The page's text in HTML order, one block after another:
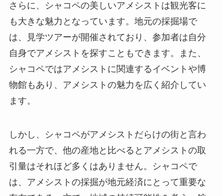
さらに、シャコペの美しいアメシストは観光客に
も大きな魅力となっています。地元の採掘場で
は、見学ツアーが開催されており、参加者は自分
自身でアメシストを探すこともできます。また、
シャコペではアメシストに関連するイベントや博
物館もあり、アメシストの魅力を広く紹介してい
ます。
しかし、シャコペがアメシストだらけの街と言わ
れる一方で、他の産地と比べるとアメシストの取
引量はそれほど多くはありません。シャコペで
は、アメシストの採掘が地元経済にとって重要な